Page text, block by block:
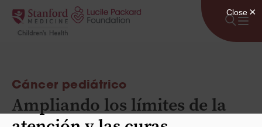
Saltar al contenido
Cáncer pediátrico
Ampliando los límites de la